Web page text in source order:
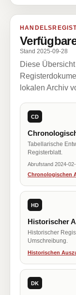
Stand 2025-09-28
Diese
lokalen Archiv
CD
Tabellarische
Registerblatt.
Abrufstand 2024-
Chronologischen
HD
Historischer
Historischer
Umschreibung.
Historischen
DK